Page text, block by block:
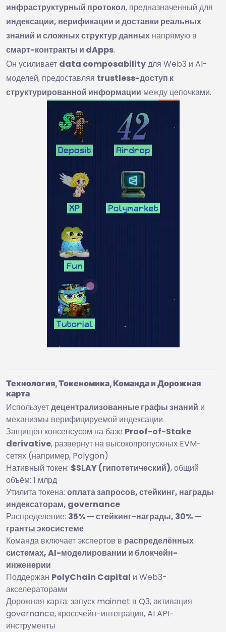
инфраструктурный протокол, предназначенный для
индексации, верификации и доставки реальных
знаний и сложных структур данных напрямую в
смарт-контракты и dApps.
Он усиливает data composabilityдля Web3 и AI-
моделей, предоставляя trustless-доступ к
структурированной информации между цепочками.
Технология, Токеномика, Команда и Дорожная
карта
Используетдецентрализованные графы знаний и
механизмы верифицируемой индексации
Защищён консенсусом на базе Proof-of-Stake
derivative, развернут на высокопропускных EVM-
сетях (например, Polygon)
Нативный токен: $SLAY (гипотетический), общий
объём: 1 млрд
Утилита токена: оплата запросов, стейкинг, награды
индексаторам, governance
Распределение: 35% — стейкинг-награды, 30% —
гранты экосистеме
Команда включает экспертов в распределённых
системах, AI-моделировании и блокчейн-
инженерии
Поддержан PolyChain Capital и Web3-
акселераторами
Дорожная карта: запуск mainnet в Q3, активация
governance, кроссчейн-интеграция, AI API-
инструменты